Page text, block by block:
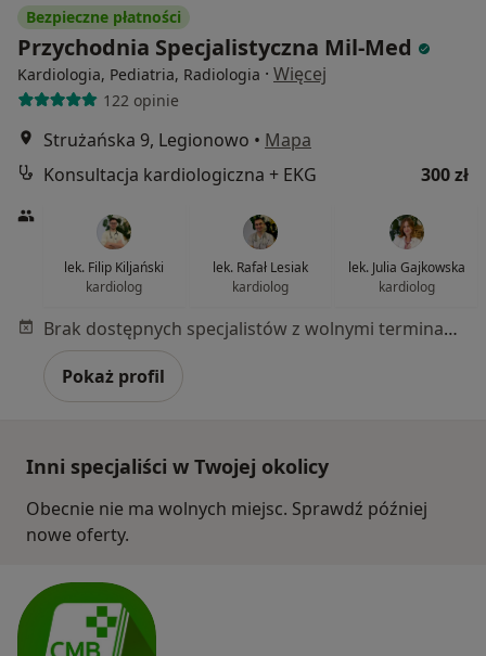
Bezpieczne płatności
Przychodnia Specjalistyczna Mil-Med
Kardiologia, Pediatria, Radiologia · Więcej
122 opinie
Strużańska 9, Legionowo • Mapa
Konsultacja kardiologiczna + EKG
300 zł
lek. Filip Kiljański
kardiolog
lek. Rafał Lesiak
kardiolog
lek. Julia Gajkowska
kardiolog
Brak dostępnych specjalistów z wolnymi terminami w tym centrum medycznym.
Pokaż profil
Inni specjaliści w Twojej okolicy
Obecnie nie ma wolnych miejsc. Sprawdź później
nowe oferty.